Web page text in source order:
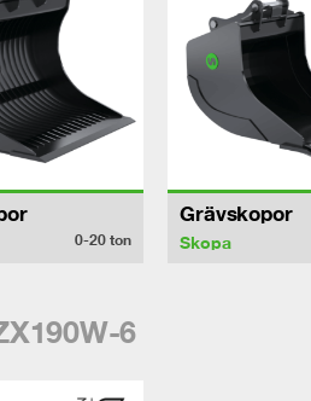
0-20ton
Grävskopor
Skopa
6